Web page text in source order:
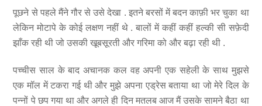
पूछने से पहले मैंने गौर से उसे देखा . इतने बरसों में बदन काफ़ी भर चुका था
लेकिन मोटापे के कोई लक्षण नहीं थे . बालों में कहीं कहीं हल्की सी सफ़ेदी
झाँक रही थी जो उसकी खूबसूरती और गरिमा को और बढ़ा रही थी .
पच्चीस साल के बाद अचानक कल वह अपनी एक सहेली के साथ मुझसे
एक मॉल में टकरा गई थी और मुझे अपना एड्रेस बताया था जो मेरे दिल के
पन्नों पे छप गया था और अगले ही दिन मतलब आज मैं उसके सामने बैठा था